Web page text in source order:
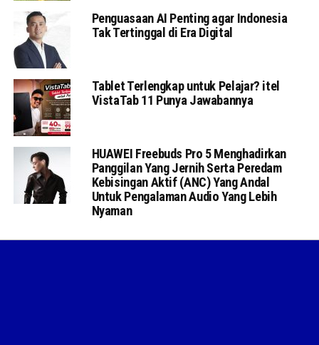
Penguasaan AI Penting agar Indonesia
Tak Tertinggal di Era Digital
Tablet Terlengkap untuk Pelajar? itel
VistaTab 11 Punya Jawabannya
HUAWEI Freebuds Pro 5 Menghadirkan
Panggilan Yang Jernih Serta Peredam
Kebisingan Aktif (ANC) Yang Andal
Untuk Pengalaman Audio Yang Lebih
Nyaman